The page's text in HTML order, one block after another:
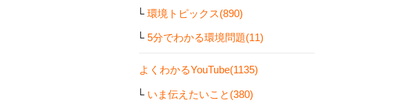
環境トピックス(890)
5分でわかる環境問題(11)
よくわかるYouTube(1135)
いま伝えたいこと(380)